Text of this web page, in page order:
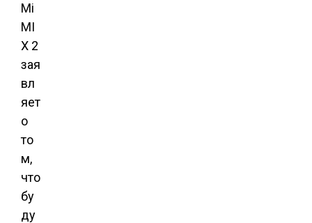
Mi
MI
X 2
зая
вл
яет
о
то
м,
что
бу
ду